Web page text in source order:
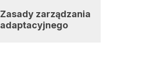
Zasady zarządzania
adaptacyjnego